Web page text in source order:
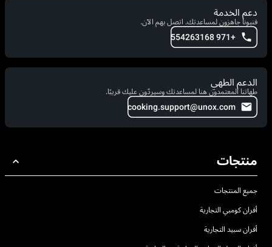
دعم الخدمة
فنيونا جاهزون لمساعدتك. اتصل بهم الآن.
+971 554263168
الدعم الطهي
طهاتنا المعتمدون هنا لمساعدتك وسيردّون عليك قريبًا.
cooking.support@unox.com
منتجات
جميع المنتجات
أفران كومبي التجارية
أفران سبيد التجارية